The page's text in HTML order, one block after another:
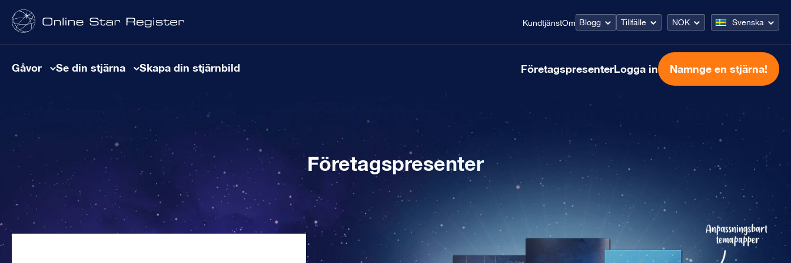
KundtjänstOm Blogg Tillfälle NOK Svenska
Gåvor Se din stjärna Skapa din stjärnbild FöretagspresenterLogga in Namnge en stjärna!
Företagspresenter